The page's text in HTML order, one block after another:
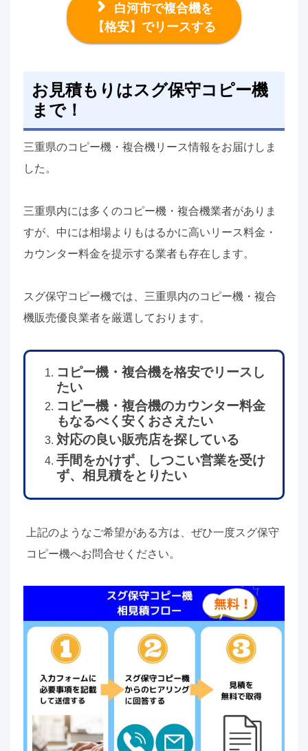
白河市で複合機を
【格安】でリースする
お見積もりはスグ保守コピー機
まで！
三重県のコピー機・複合機リース情報をお届けしま
した。
三重県内には多くのコピー機・複合機業者がありま
すが、中には相場よりもはるかに高いリース料金・
カウンター料金を提示する業者も存在します。
スグ保守コピー機では、三重県内のコピー機・複合
機販売優良業者を厳選しております。
コピー機・複合機を格安でリースし
たい
コピー機・複合機のカウンター料金
もなるべく安くおさえたい
対応の良い販売店を探している
手間をかけず、しつこい営業を受け
ず、相見積をとりたい
上記のようなご希望がある方は、ぜひ一度スグ保守
コピー機へお問合せください。